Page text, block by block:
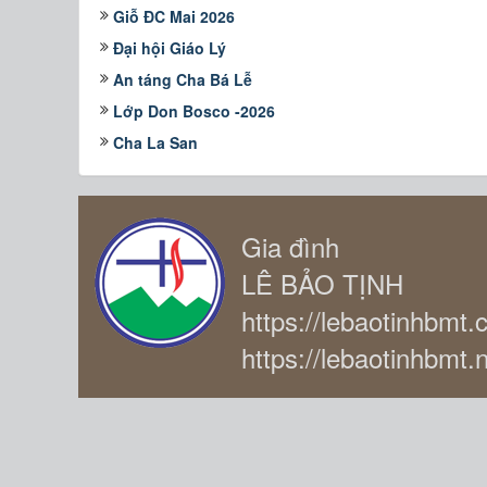
Giỗ ĐC Mai 2026
Đại hội Giáo Lý
An táng Cha Bá Lễ
Lớp Don Bosco -2026
Cha La San
Gia đình
LÊ BẢO TỊNH
https://
https://